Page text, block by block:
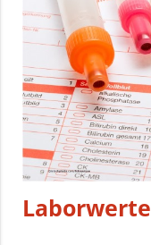
Laborwerte